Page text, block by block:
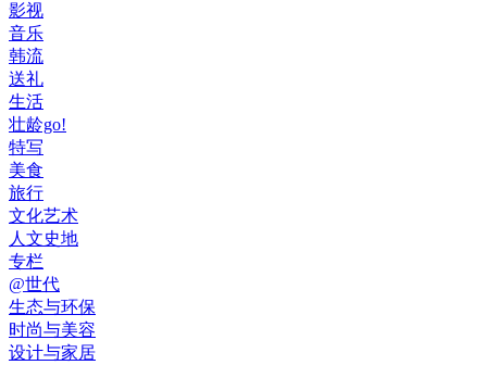
影视
音乐
韩流
送礼
生活
壮龄go!
特写
美食
旅行
文化艺术
人文史地
专栏
@世代
生态与环保
时尚与美容
设计与家居